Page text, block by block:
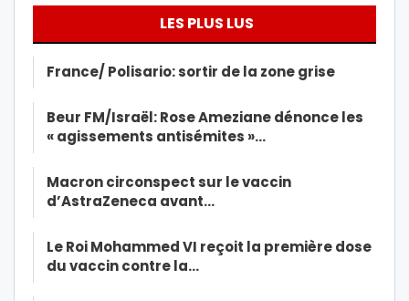
LES PLUS LUS
France/ Polisario: sortir de la zone grise
Beur FM/Israël: Rose Ameziane dénonce les
« agissements antisémites »…
Macron circonspect sur le vaccin
d’AstraZeneca avant…
Le Roi Mohammed VI reçoit la première dose
du vaccin contre la…